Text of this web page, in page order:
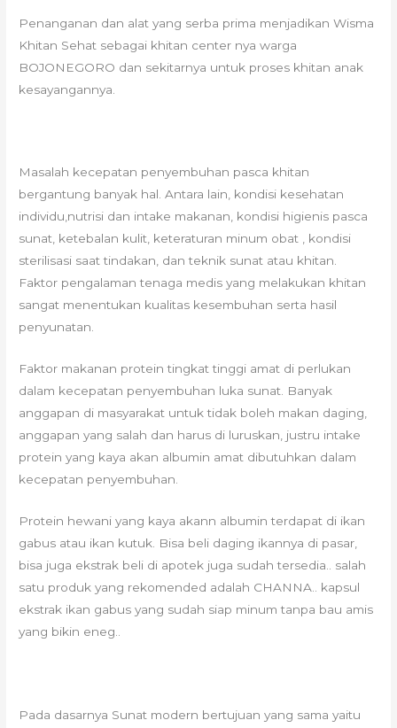
Penanganan dan alat yang serba prima menjadikan Wisma
Khitan Sehat sebagai khitan center nya warga
BOJONEGORO dan sekitarnya untuk proses khitan anak
kesayangannya.
Masalah kecepatan penyembuhan pasca khitan
bergantung banyak hal. Antara lain, kondisi kesehatan
individu,nutrisi dan intake makanan, kondisi higienis pasca
sunat, ketebalan kulit, keteraturan minum obat , kondisi
sterilisasi saat tindakan, dan teknik sunat atau khitan.
Faktor pengalaman tenaga medis yang melakukan khitan
sangat menentukan kualitas kesembuhan serta hasil
penyunatan.
Faktor makanan protein tingkat tinggi amat di perlukan
dalam kecepatan penyembuhan luka sunat. Banyak
anggapan di masyarakat untuk tidak boleh makan daging,
anggapan yang salah dan harus di luruskan, justru intake
protein yang kaya akan albumin amat dibutuhkan dalam
kecepatan penyembuhan.
Protein hewani yang kaya akann albumin terdapat di ikan
gabus atau ikan kutuk. Bisa beli daging ikannya di pasar,
bisa juga ekstrak beli di apotek juga sudah tersedia.. salah
satu produk yang rekomended adalah CHANNA.. kapsul
ekstrak ikan gabus yang sudah siap minum tanpa bau amis
yang bikin eneg..
Pada dasarnya Sunat modern bertujuan yang sama yaitu